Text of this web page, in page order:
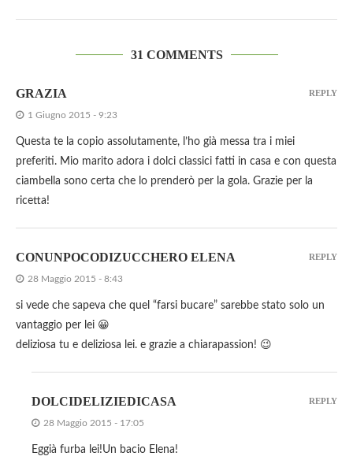
31 COMMENTS
GRAZIA
1 Giugno 2015 - 9:23
Questa te la copio assolutamente, l’ho già messa tra i miei
preferiti. Mio marito adora i dolci classici fatti in casa e con questa
ciambella sono certa che lo prenderò per la gola. Grazie per la
ricetta!
REPLY
CONUNPOCODIZUCCHERO ELENA
28 Maggio 2015 - 8:43
si vede che sapeva che quel “farsi bucare” sarebbe stato solo un
vantaggio per lei 😀
deliziosa tu e deliziosa lei. e grazie a chiarapassion! 😉
REPLY
DOLCIDELIZIEDICASA
28 Maggio 2015 - 17:05
Eggià furba lei!Un bacio Elena!
REPLY